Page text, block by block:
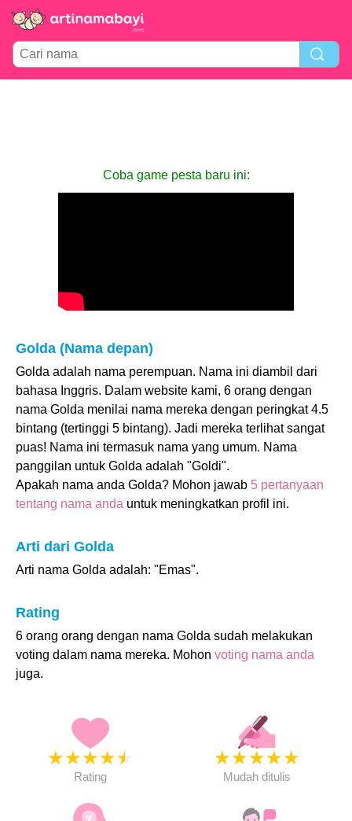
Coba game pesta baru ini:
Golda (Nama depan)
Golda adalah nama perempuan. Nama ini diambil dari
bahasa Inggris. Dalam website kami, 6 orang dengan
nama Golda menilai nama mereka dengan peringkat 4.5
bintang (tertinggi 5 bintang). Jadi mereka terlihat sangat
puas! Nama ini termasuk nama yang umum. Nama
panggilan untuk Golda adalah "Goldi".
Apakah nama anda Golda? Mohon jawab 5 pertanyaan
tentang nama anda untuk meningkatkan profil ini.
Arti dari Golda
Arti nama Golda adalah: "Emas".
Rating
6 orang orang dengan nama Golda sudah melakukan
voting dalam nama mereka. Mohon voting nama anda
juga.
★★★★★
Rating
★★★★★
Mudah ditulis